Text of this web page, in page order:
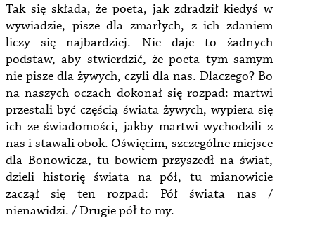
Tak się składa, że poeta, jak zdradził kiedyś w
wywiadzie, pisze dla zmarłych, z ich zdaniem
liczy się najbardziej. Nie daje to żadnych
podstaw, aby stwierdzić, że poeta tym samym
nie pisze dla żywych, czyli dla nas. Dlaczego? Bo
na naszych oczach dokonał się rozpad: martwi
przestali być częścią świata żywych, wypiera się
ich ze świadomości, jakby martwi wychodzili z
nas i stawali obok. Oświęcim, szczególne miejsce
dla Bonowicza, tu bowiem przyszedł na świat,
dzieli historię świata na pół, tu mianowicie
zaczął się ten rozpad: Pół świata nas /
nienawidzi. / Drugie pół to my.